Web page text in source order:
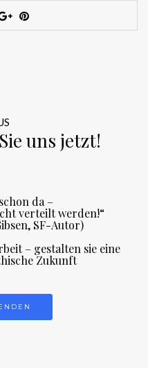
uns jetzt!
da –
verteilt werden!“
SF-Autor)
– gestalten sie eine
Zukunft